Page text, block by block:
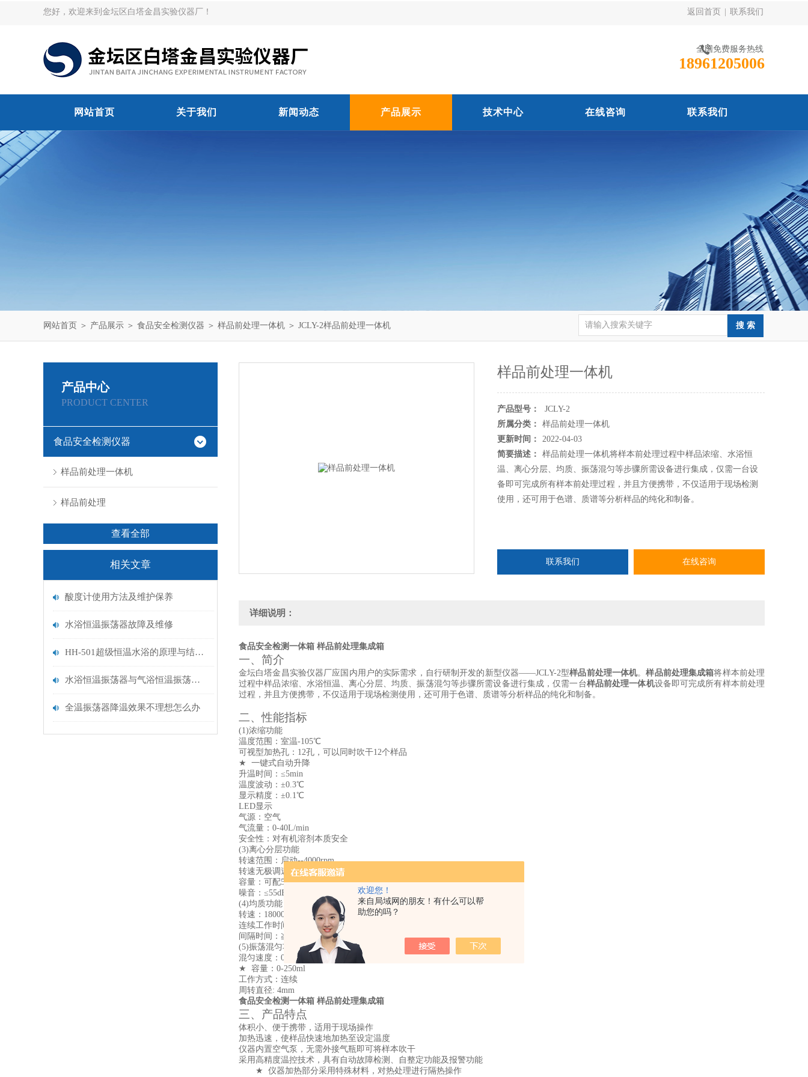
欢迎您！
来自局域网的朋友！有什么可以帮
助您的吗？
您好，欢迎来到金坛区白塔金昌实验仪器厂！ 返回首页 联系我们
全国免费服务热线
18961205006
网站首页 关于我们 新闻动态 产品展示 技术中心 在线咨询 联系我们
网站首页 ＞ 产品展示 ＞ 食品安全检测仪器 ＞ 样品前处理一体机 ＞ JCLY-2样品前处理一体机
产品中心
PRODUCT CENTER
食品安全检测仪器
样品前处理一体机
样品前处理
查看全部
相关文章
酸度计使用方法及维护保养
水浴恒温振荡器故障及维修
HH-501超级恒温水浴的原理与结构组成
水浴恒温振荡器与气浴恒温振荡器的区别
全温振荡器降温效果不理想怎么办
样品前处理一体机
产品型号：
JCLY-2
所属分类：
样品前处理一体机
更新时间：
2022-04-03
简要描述：
样品前处理一体机将样本前处理过程中样品浓缩、水浴恒
温、离心分层、均质、振荡混匀等步骤所需设备进行集成，仅需一台设
备即可完成所有样本前处理过程，并且方便携带，不仅适用于现场检测
使用，还可用于色谱、质谱等分析样品的纯化和制备。
联系我们 在线咨询
详细说明：
食品安全检测一体箱 样品前处理集成箱
一、 简介
金坛白塔金昌实验仪器厂应国内用户的实际需求，自行研制开发的新型仪器——JCLY-2型样品前处理一体机。样品前处理集成箱将样本前处理
过程中样品浓缩、水浴恒温、离心分层、均质、振荡混匀等步骤所需设备进行集成，仅需一台样品前处理一体机设备即可完成所有样本前处理
过程，并且方便携带，不仅适用于现场检测使用，还可用于色谱、质谱等分析样品的纯化和制备。
二、性能指标
(1)浓缩功能
温度范围：室温-105℃
可视型加热孔：12孔，可以同时吹干12个样品
★
一键式自动升降
升温时间：≤5min
温度波动：±0.3℃
显示精度：±0.1℃
LED显示
气源：空气
气流量：0-40L/min
安全性：对有机溶剂本质安全
(3)离心分层功能
转速范围：启动--4000rpm
转速无极调速
容量：可配57101520ml*6
噪音：≤55dB
(4)均质功能
转速： 18000-22000 rpm/分
连续工作时间：≤30秒
间隔时间：≧2min
(5)振荡混匀功能
混匀速度： 0-30 00转/分
★
容量： 0-250ml
工作方式：连续
周转直径: 4mm
食品安全检测一体箱 样品前处理集成箱
三、产品特点
体积小、便于携带，适用于现场操作
加热迅速，使样品快速地加热至设定温度
仪器内置空气泵，无需外接气瓶即可将样本吹干
采用高精度温控技术，具有自动故障检测、自整定功能及报警功能
★
仪器加热部分采用特殊材料，对热处理进行隔热操作